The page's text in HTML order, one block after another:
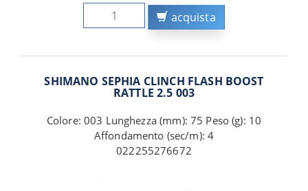
acquista
SHIMANO SEPHIA CLINCH FLASH BOOST
RATTLE 2.5 003
Colore: 003 Lunghezza (mm): 75 Peso (g): 10
Affondamento (sec/m): 4
022255276672